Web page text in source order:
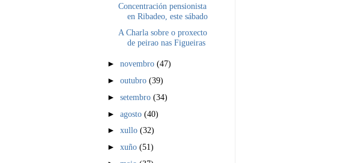
Concentración pensionista
en Ribadeo, este sábado
A Charla sobre o proxecto
de peirao nas Figueiras
►novembro(47)
►outubro(39)
►setembro(34)
►agosto(40)
►xullo(32)
►xuño(51)